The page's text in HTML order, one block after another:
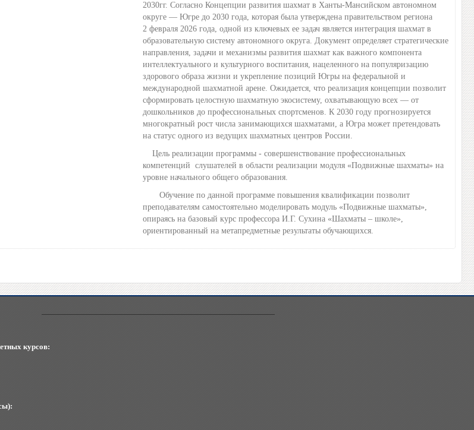
2030гг. Согласно Концепции развития шахмат в Ханты-Мансийском автономном
округе — Югре до 2030 года, которая была утверждена правительством региона
2 февраля 2026 года, одной из ключевых ее задач является интеграция шахмат в
образовательную систему автономного округа. Документ определяет стратегические
направления, задачи и механизмы развития шахмат как важного компонента
интеллектуального и культурного воспитания, нацеленного на популяризацию
здорового образа жизни и укрепление позиций Югры на федеральной и
международной шахматной арене. Ожидается, что реализация концепции позволит
сформировать целостную шахматную экосистему, охватывающую всех — от
дошкольников до профессиональных спортсменов. К 2030 году прогнозируется
многократный рост числа занимающихся шахматами, а Югра может претендовать
на статус одного из ведущих шахматных центров России.
Цель реализации программы - совершенствование профессиональных
компетенций слушателей в области реализации модуля «Подвижные шахматы» на
уровне начального общего образования.
Обучение по данной программе повышения квалификации позволит
преподавателям самостоятельно моделировать модуль «Подвижные шахматы»,
опираясь на базовый курс профессора И.Г. Сухина «Шахматы – школе»,
ориентированный на метапредметные результаты обучающихся.
курсов: